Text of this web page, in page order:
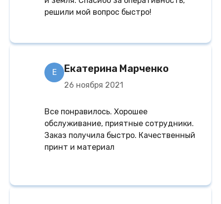
решили мой вопрос быстро!
Е Екатерина Марченко
26 ноября 2021
Все понравилось. Хорошее
обслуживание, приятные сотрудники.
Заказ получила быстро. Качественный
принт и материал